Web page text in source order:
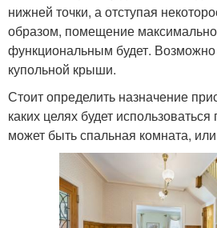
нижней точки, а отступая
образом, помещение
функциональным будет. Возможно
купольной крыши.
Стоит определить назначение
каких целях будет
может быть спальная комната,